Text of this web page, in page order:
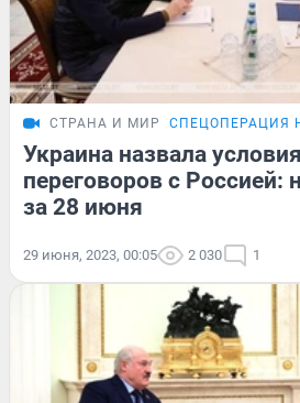
СТРАНА И МИР СПЕЦОПЕРАЦИЯ
Украина назвала
переговоров с Россией:
за 28 июня
29 июня, 2023, 00:05 2 030 1